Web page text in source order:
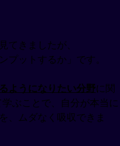
てきましたが、
プットするか」です。
ようになりたい分野に関
ぶことで、自分が本当に
、ムダなく吸収できま